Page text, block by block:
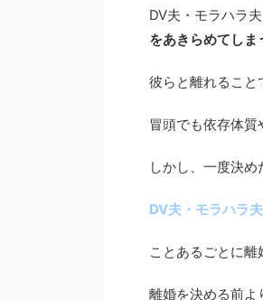
DV夫・モラハラ
をあきらめてしま
彼らと離れること
冒頭でも依存体質
しかし、一度決
DV夫・モラハラ
ことあるごとに離
離婚を決める前よ